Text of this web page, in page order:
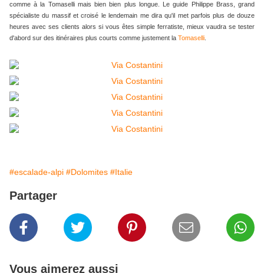
comme à la Tomaselli mais bien bien plus longue. Le guide Philippe Brass, grand
spécialiste du massif et croisé le lendemain me dira qu'il met parfois plus de douze
heures avec ses clients alors si vous êtes simple ferratiste, mieux vaudra se tester
d'abord sur des itinéraires plus courts comme justement la Tomaselli
#escalade-alpi #Dolomites #Italie
Partager
Vous aimerez aussi